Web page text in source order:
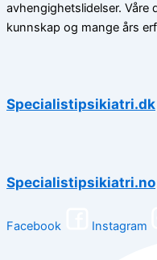
avhengighetslidelser. Våre
kunnskap og mange års
Specialistipsikiatri.dk
Specialistipsikiatri.no
Facebook Instagram